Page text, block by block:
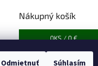
Odmietnuť Súhlasím
Nákupný košík
0KS /0 €